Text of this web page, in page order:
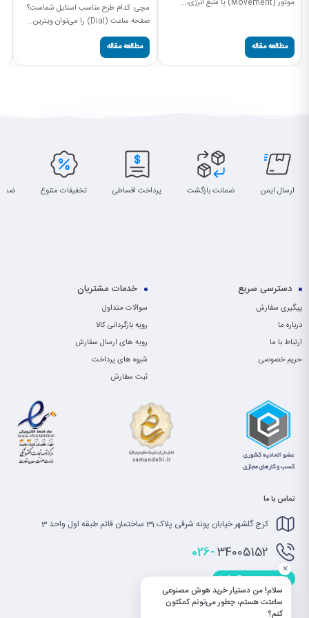
موتور (Movement) یا منبع انرژی،...
مطالعه مقاله
مچی: کدام طرح مناسب استایل شماست؟
صفحه ساعت (Dial) را می‌توان ویترین...
مطالعه مقاله
ارسال ایمن ضمانت بازگشت پرداخت اقساطی تخفیفات متنوع
دسترسی سریع
پیگیری سفارش
درباره ما
ارتباط با ما
حریم خصوصی
خدمات مشتریان
سوالات متداول
رویه بازگردانی کالا
رویه های ارسال سفارش
شیوه های پرداخت
ثبت سفارش
تماس با ما
کرج گلشهر خیابان پونه شرقی پلاک 31 ساختمان قائم طبقه اول واحد 3
026-34005152
info@saatet.com
سلام! من دستیار خرید هوش مصنوعی
ساعتت هستم، چطور می‌تونم کمکتون
کنم؟
×